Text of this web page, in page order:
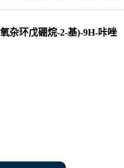
杂环戊硼烷-2-基)-9H-咔唑